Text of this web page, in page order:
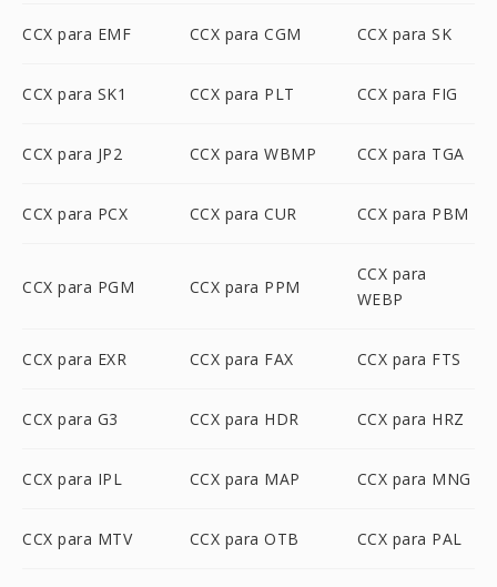
CCX para EMF CCX para CGM CCX para SK
CCX para SK1 CCX para PLT CCX para FIG
CCX para JP2 CCX para WBMP CCX para TGA
CCX para PCX CCX para CUR CCX para PBM
CCX para PGM CCX para PPM
CCX para
WEBP
CCX para EXR CCX para FAX CCX para FTS
CCX para G3 CCX para HDR CCX para HRZ
CCX para IPL CCX para MAP CCX para MNG
CCX para MTV CCX para OTB CCX para PAL